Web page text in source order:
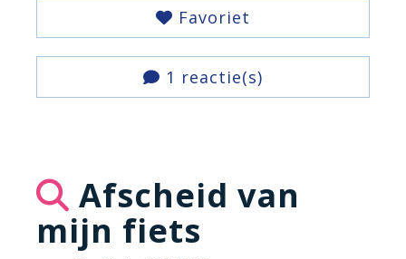
Favoriet
1 reactie(s)
Afscheid van
mijn fiets